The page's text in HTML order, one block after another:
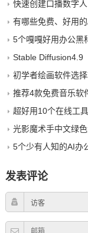
快速创建口播数字人，生
有哪些免费、好用的AI
5个嘎嘎好用办公黑
Stable Diffusion4.9
初学者绘画软件选
推荐4款免费音乐软
超好用10个在线工具
光影魔术手中文绿
5个少有人知的AI办
发表评论